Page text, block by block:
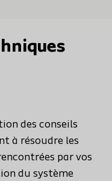
des conseils
à résoudre les
par vos
du système